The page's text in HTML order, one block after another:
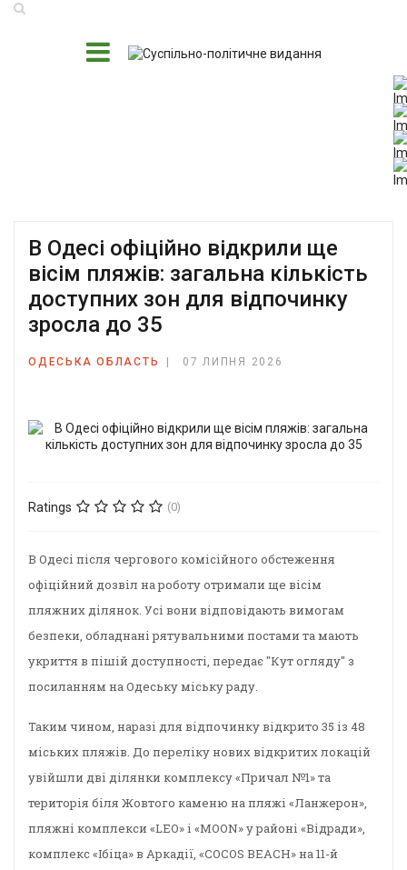
В Одесі офіційно відкрили ще
вісім пляжів: загальна кількість
доступних зон для відпочинку
зросла до 35
ОДЕСЬКА ОБЛАСТЬ 07 ЛИПНЯ 2026
Ratings (0)
В Одесі після чергового комісійного обстеження
офіційний дозвіл на роботу отримали ще вісім
пляжних ділянок. Усі вони відповідають вимогам
безпеки, обладнані рятувальними постами та мають
укриття в пішій доступності, передає "Кут огляду" з
посиланням на Одеську міську раду.
Таким чином, наразі для відпочинку відкрито 35 із 48
міських пляжів. До переліку нових відкритих локацій
увійшли дві ділянки комплексу «Причал №1» та
територія біля Жовтого каменю на пляжі «Ланжерон»,
пляжні комплекси «LEO» і «MOON» у районі «Відради»,
комплекс «Ібіца» в Аркадії, «COCOS BEACH» на 11-й